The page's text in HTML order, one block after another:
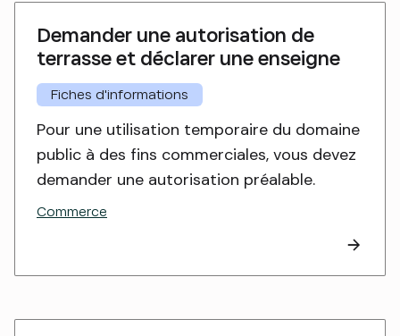
Demander une autorisation de
terrasse et déclarer une enseigne
Fiches d'informations
Pour une utilisation temporaire du domaine
public à des fins commerciales, vous devez
demander une autorisation préalable.
Commerce